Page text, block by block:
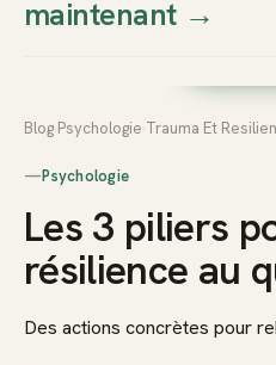
Thierry
Prendre
maintenant→
Blog Psychologie Trauma Et
—Psychologie
Les 3 piliers
résilience au
Des actions concrètes pour